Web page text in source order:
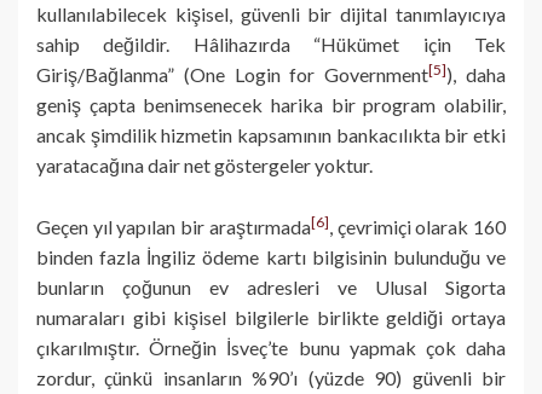
kullanılabilecek kişisel, güvenli bir dijital tanımlayıcıya
sahip değildir. Hâlihazırda “Hükümet için Tek
Giriş/Bağlanma” (One Login for Government[5]), daha
geniş çapta benimsenecek harika bir program olabilir,
ancak şimdilik hizmetin kapsamının bankacılıkta bir etki
yaratacağına dair net göstergeler yoktur.
Geçen yıl yapılan bir araştırmada[6] , çevrimiçi olarak 160
binden fazla İngiliz ödeme kartı bilgisinin bulunduğu ve
bunların çoğunun ev adresleri ve Ulusal Sigorta
numaraları gibi kişisel bilgilerle birlikte geldiği ortaya
çıkarılmıştır. Örneğin İsveç’te bunu yapmak çok daha
zordur, çünkü insanların %90’ı (yüzde 90) güvenli bir